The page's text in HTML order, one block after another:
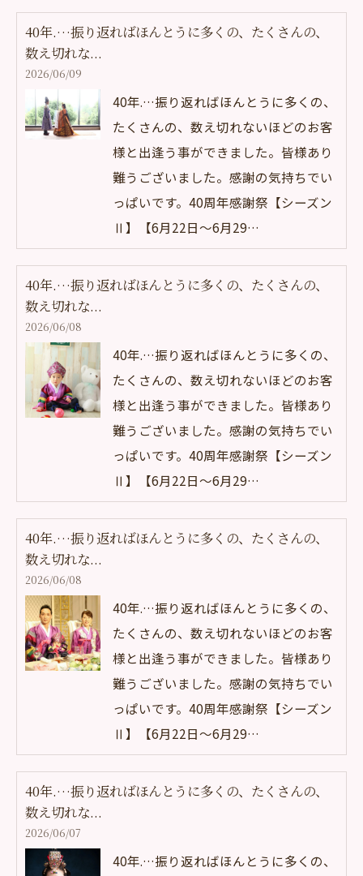
40年.…振り返ればほんとうに多くの、たくさんの、
数え切れな...
2026/06/09
40年.…振り返ればほんとうに多くの、
たくさんの、数え切れないほどのお客
様と出逢う事ができました。皆様あり
難うございました。感謝の気持ちでい
っぱいです。40周年感謝祭【シーズン
Ⅱ】【6月22日～6月29…
40年.…振り返ればほんとうに多くの、たくさんの、
数え切れな...
2026/06/08
40年.…振り返ればほんとうに多くの、
たくさんの、数え切れないほどのお客
様と出逢う事ができました。皆様あり
難うございました。感謝の気持ちでい
っぱいです。40周年感謝祭【シーズン
Ⅱ】【6月22日～6月29…
40年.…振り返ればほんとうに多くの、たくさんの、
数え切れな...
2026/06/08
40年.…振り返ればほんとうに多くの、
たくさんの、数え切れないほどのお客
様と出逢う事ができました。皆様あり
難うございました。感謝の気持ちでい
っぱいです。40周年感謝祭【シーズン
Ⅱ】【6月22日～6月29…
40年.…振り返ればほんとうに多くの、たくさんの、
数え切れな...
2026/06/07
40年.…振り返ればほんとうに多くの、